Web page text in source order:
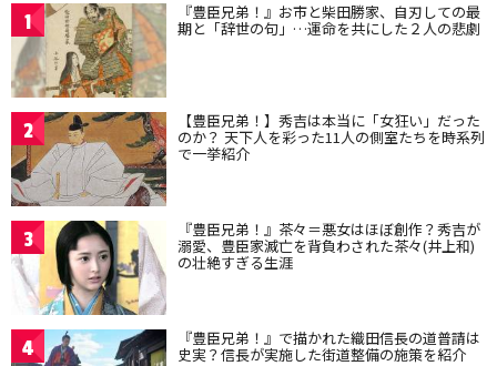
1 『豊臣兄弟！』お市と柴田勝家、自刃しての最
期と「辞世の句」…運命を共にした２人の悲劇
2 【豊臣兄弟！】秀吉は本当に「女狂い」だった
のか？ 天下人を彩った11人の側室たちを時系列
で一挙紹介
3 『豊臣兄弟！』茶々＝悪女はほぼ創作？秀吉が
溺愛、豊臣家滅亡を背負わされた茶々(井上和)
の壮絶すぎる生涯
4 『豊臣兄弟！』で描かれた織田信長の道普請は
史実？信長が実施した街道整備の施策を紹介